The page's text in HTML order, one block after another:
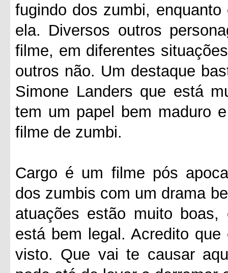
fugindo dos zumbi,
ela. Diversos outros
filme, em diferentes
outros não. Um destaque
Simone Landers que está
tem um papel bem maduro
filme de zumbi.
Cargo é um filme pós
dos zumbis com um drama
atuações estão muito
está bem legal. Acredito
visto. Que vai te causar